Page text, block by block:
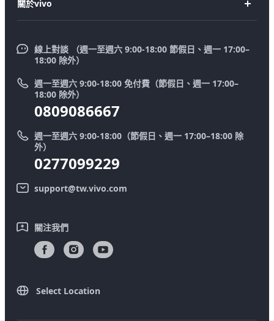
V50 Lite 5G
V50
購買配件
服務中心
Funtouch OS
系統升級
零配件價格查詢
送修服務
IMEI 碼驗證
系統連鎖通路夥伴
產品保固說明
下載還原 Log 的 LUT
關於vivo
新聞中心
法律聲明
優惠活動
舊機換新機
vivo｜蔡司影像
線上對談 （週一至週六 9:00-18:00 節假日、週一 17:00–
18:00 除外）
週一至週六 9:00-18:00 免付費（節假日、週一 17:00–
18:00 除外）
0809086667
週一至週六 9:00-18:00（節假日、週一 17:00–18:00 除
外）
0277099229
support@tw.vivo.com
關注我們
Select Location